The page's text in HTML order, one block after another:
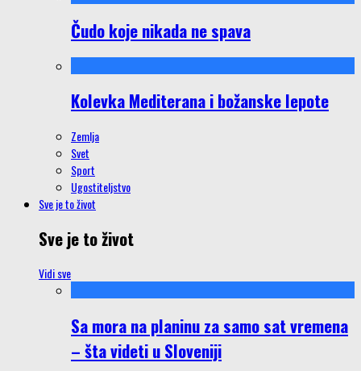
Čudo koje nikada ne spava
Kolevka Mediterana i božanske lepote
Zemlja
Svet
Sport
Ugostiteljstvo
Sve je to život
Sve je to život
Vidi sve
Sa mora na planinu za samo sat vremena
– šta videti u Sloveniji